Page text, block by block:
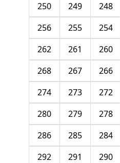
248
249
250
254
255
256
260
261
262
266
267
268
272
273
274
278
279
280
284
285
286
290
291
292